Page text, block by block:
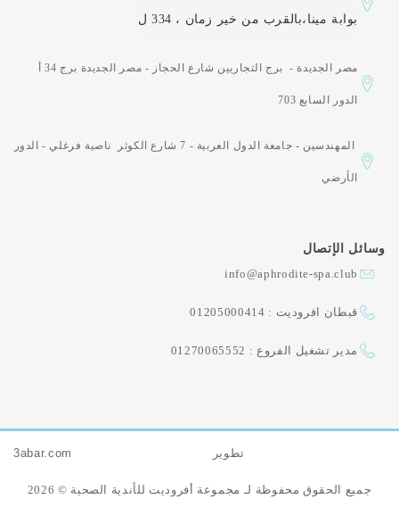
بوابة مينا،بالقرب من خير زمان ، 334 ل
مصر الجديدة - برج التجاريين شارع الحجاز - مصر الجديدة برج 34 أ
الدور السابع 703
المهندسين - جامعة الدول العربية - 7 شارع الكوثر ناصية فرغلي - الدور
الأرضي
وسائل الإتصال
info@aphrodite-spa.club
قبطان افروديت : 01205000414
مدير تشغيل الفروع : 01270065552
تطوير 3abar.com
جميع الحقوق محفوظة لـ مجموعة أفروديت للأندية الصحية © 2026